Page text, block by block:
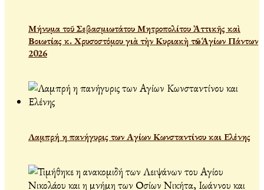
Μήνυμα τοῦ Σεβασμιωτάτου Μητροπολίτου Ἀττικῆς καὶ
Βοιωτίας κ. Χρυσοστόμου γιὰ τὴν Κυριακὴ τῶν Ἁγίων Πάντων
2026
Λαμπρή η πανήγυρις των Αγίων Κωνσταντίνου και Ελένης